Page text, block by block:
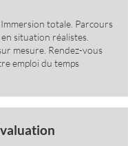
totale. Parcours
situation réalistes.
mesure. Rendez-vous
emploi du temps